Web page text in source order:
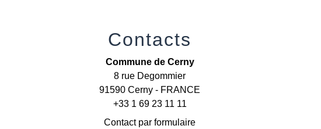
Contacts
Commune de Cerny
8 rue Degommier
91590 Cerny - FRANCE
+33 1 69 23 11 11
Contact par formulaire